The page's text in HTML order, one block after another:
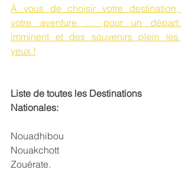
À vous de choisir votre destination,
votre aventure … pour un départ
imminent et des souvenirs plein les
yeux !
Liste de toutes les Destinations
Nationales:
Nouadhibou
Nouakchott
Zouérate.